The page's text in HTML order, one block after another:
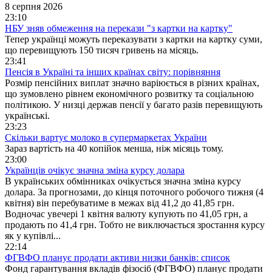
8 серпня 2026
23:10
НБУ зняв обмеження на перекази "з картки на картку"
Тепер українці можуть переказувати з картки на картку суми,
що перевищують 150 тисяч гривень на місяць.
23:41
Пенсія в Україні та інших країнах світу: порівняння
Розмір пенсійних виплат значно варіюється в різних країнах,
що зумовлено рівнем економічного розвитку та соціальною
політикою. У низці держав пенсії у багато разів перевищують
українські.
23:23
Скільки вартує молоко в супермаркетах України
Зараз вартість на 40 копійок менша, ніж місяць тому.
23:00
Українців очікує значна зміна курсу долара
В українських обмінниках очікується значна зміна курсу
долара. За прогнозами, до кінця поточного робочого тижня (4
квітня) він перебуватиме в межах від 41,2 до 41,85 грн.
Водночас увечері 1 квітня валюту купують по 41,05 грн, а
продають по 41,4 грн. Тобто не виключається зростання курсу
як у купівлі...
22:14
ФГВФО планує продати активи низки банків: список
Фонд гарантування вкладів фізосіб (ФГВФО) планує продати